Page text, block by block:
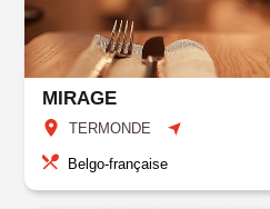
MIRAGE
TERMONDE
Belgo-française